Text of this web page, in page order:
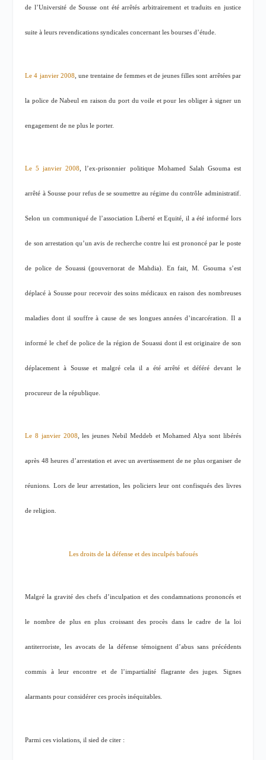
de l’Université de Sousse ont été arrêtés arbitrairement et traduits en justice
suite à leurs revendications syndicales concernant les bourses d’étude.
Le 4 janvier 2008 , une trentaine de femmes et de jeunes filles sont arrêtées par
la police de Nabeul en raison du port du voile et pour les obliger à signer un
engagement de ne plus le porter.
Le 5 janvier 2008 , l’ex-prisonnier politique Mohamed Salah Gsouma est
arrêté à Sousse pour refus de se soumettre au régime du contrôle administratif.
Selon un communiqué de l’association Liberté et Equité, il a été informé lors
de son arrestation qu’un avis de recherche contre lui est prononcé par le poste
de police de Souassi (gouvernorat de Mahdia). En fait, M. Gsouma s’est
déplacé à Sousse pour recevoir des soins médicaux en raison des nombreuses
maladies dont il souffre à cause de ses longues années d’incarcération. Il a
informé le chef de police de la région de Souassi dont il est originaire de son
déplacement à Sousse et malgré cela il a été arrêté et déféré devant le
procureur de la république.
Le 8 janvier 2008, les jeunes Nebil Meddeb et Mohamed Alya sont libérés
après 48 heures d’arrestation et avec un avertissement de ne plus organiser de
réunions. Lors de leur arrestation, les policiers leur ont confisqués des livres
de religion.
Les droits de la défense et des inculpés bafoués
Malgré la gravité des chefs d’inculpation et des condamnations prononcés et
le nombre de plus en plus croissant des procès dans le cadre de la loi
antiterroriste, les avocats de la défense témoignent d’abus sans précédents
commis à leur encontre et de l’impartialité flagrante des juges. Signes
alarmants pour considérer ces procès inéquitables.
Parmi ces violations, il sied de citer :